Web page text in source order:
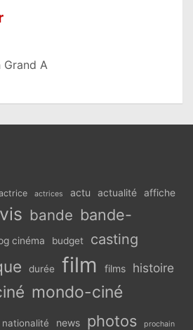
Grand A
actrices actu actualité affiche
bande bande-
cinéma budget casting
durée film films histoire
mondo-ciné
nationalité news photos prochain